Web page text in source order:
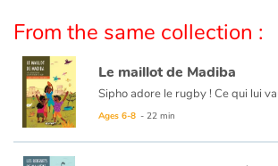
Love and friendship
Social issues
Emotions and feelings
From the same collection :
Le maillot de Madiba
Ages 6-8 - 22 min